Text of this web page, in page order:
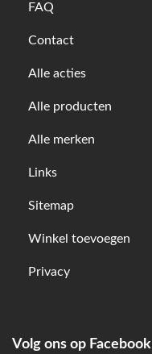
FAQ
Contact
Alle acties
Alle producten
Alle merken
Links
Sitemap
Winkel toevoegen
Privacy
Volg ons op Facebook